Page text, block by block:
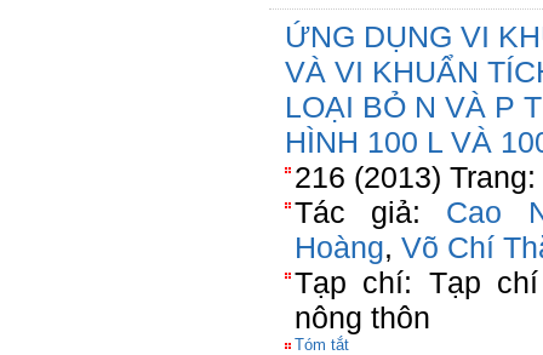
ỨNG DỤNG VI
VÀ VI KHUẨN
LOẠI BỎ N VÀ P
HÌNH 100 L VÀ
216 (2013) Trang:
Tác giả: Cao
Hoàng, Võ Chí
Tạp chí: Tạp
nông thôn
Tóm tắt